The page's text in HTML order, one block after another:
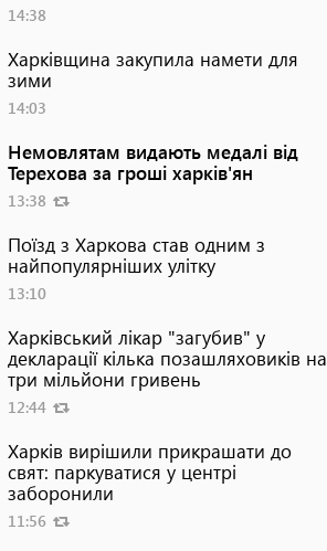
14:38
Харківщина закупила намети для
зими
14:03
Немовлятам видають медалі від
Терехова за гроші харків'ян
13:38
Поїзд з Харкова став одним з
найпопулярніших улітку
13:10
Харківський лікар "загубив" у
декларації кілька позашляховиків на
три мільйони гривень
12:44
Харків вирішили прикрашати до
свят: паркуватися у центрі
заборонили
11:56